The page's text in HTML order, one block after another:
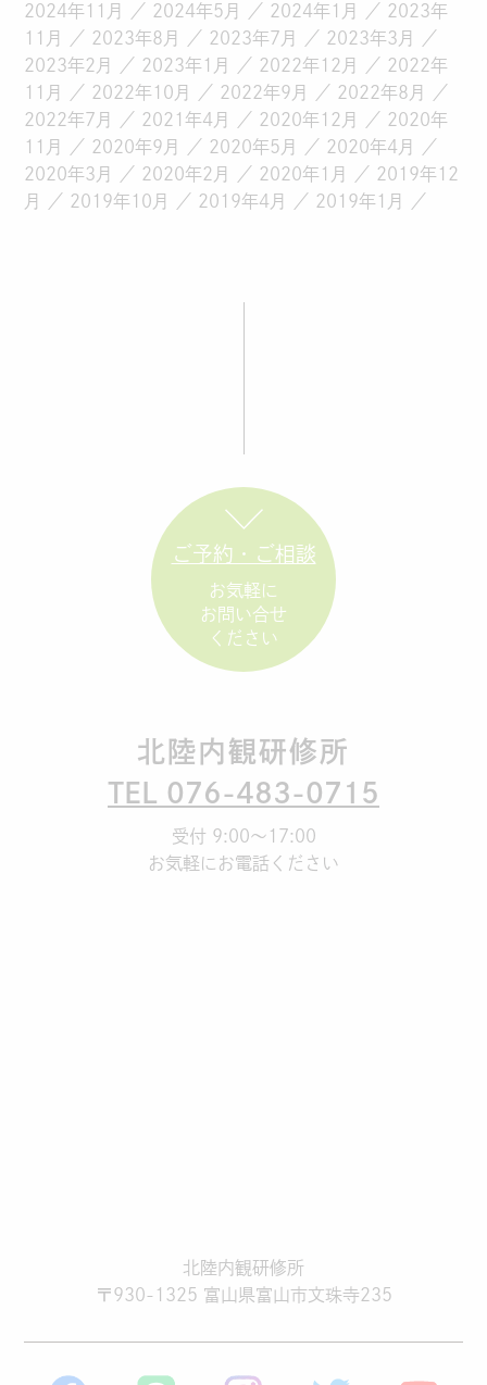
2024年11月
2024年5月 2024年1月
2023年
11月
2023年8月 2023年7月
2023年3月
2023年2月
2023年1月 2022年12月
2022年
11月
2022年10月 2022年9月
2022年8月
2022年7月
2021年4月 2020年12月
2020年
11月
2020年9月 2020年5月
2020年4月
2020年3月
2020年2月 2020年1月
2019年12
月
2019年10月 2019年4月 2019年1月
ご予約・ご相談
お気軽に
お問い合せ
ください
北陸内観研修所
TEL 076-483-0715
受付 9:00～17:00
お気軽にお電話ください
北陸内観研修所
〒930-1325 富山県富山市文珠寺235